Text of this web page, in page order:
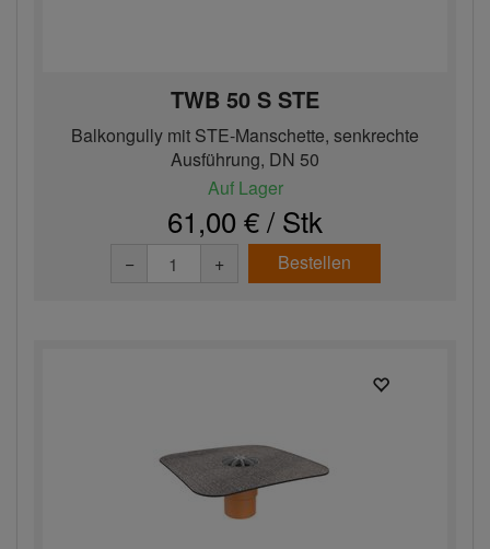
TWB 50 S STE
Balkongully mit STE-Manschette, senkrechte
Ausführung, DN 50
Auf Lager
61,00 € / Stk
− + Bestellen